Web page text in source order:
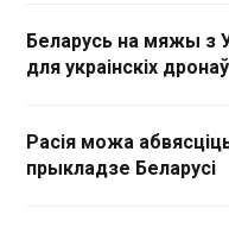
Беларусь на мяжы з
для украінскіх дронаў
Расія можа
прыкладзе Беларусі